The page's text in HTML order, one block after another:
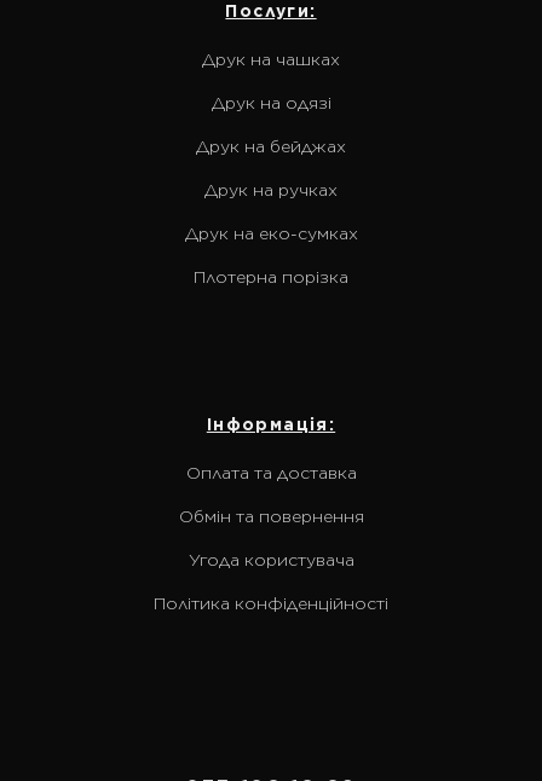
Послуги:
Друк на чашках
Друк на одязі
Друк на бейджах
Друк на ручках
Друк на еко-сумках
Плотерна порізка
Інформація:
Оплата та доставка
Обмін та повернення
Угода користувача
Політика конфіденційності